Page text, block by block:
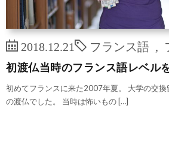
2018.12.21 フランス語
初渡仏当時のフランス語レベル
初めてフランスに来た2007年夏。 大学の交
の渡仏でした。 当時は怖いもの […]